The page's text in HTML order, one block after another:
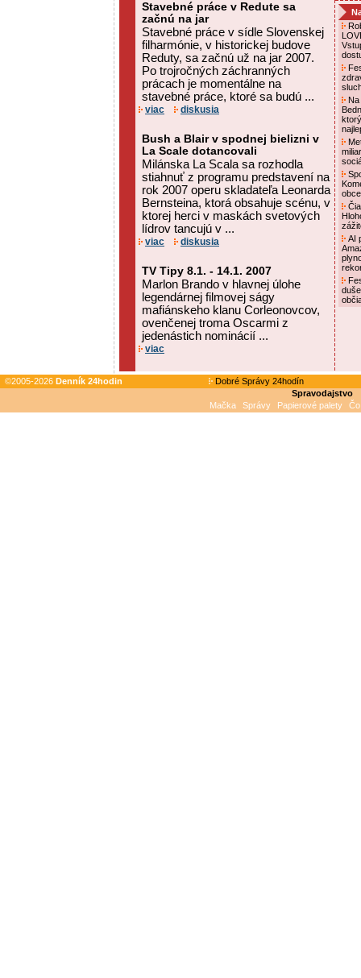
Stavebné práce v Redute sa
začnú na jar
Stavebné práce v sídle Slovenskej
filharmónie, v historickej budove
Reduty, sa začnú už na jar 2007.
Po trojročných záchranných
prácach je momentálne na
stavebné práce, ktoré sa budú ...
viac diskusia
Bush a Blair v spodnej bielizni v
La Scale dotancovali
Milánska La Scala sa rozhodla
stiahnuť z programu predstavení na
rok 2007 operu skladateľa Leonarda
Bernsteina, ktorá obsahuje scénu, v
ktorej herci v maskách svetových
lídrov tancujú v ...
viac diskusia
TV Tipy 8.1. - 14.1. 2007
Marlon Brando v hlavnej úlohe
legendárnej filmovej ságy
mafiánskeho klanu Corleonovcov,
ovenčenej troma Oscarmi z
jedenástich nominácií ...
viac
AI
©2005-2026 Denník 24hodin
Dobré Správy 24hodín
Spravodajstvo
Mačka
Správy Papierové palety